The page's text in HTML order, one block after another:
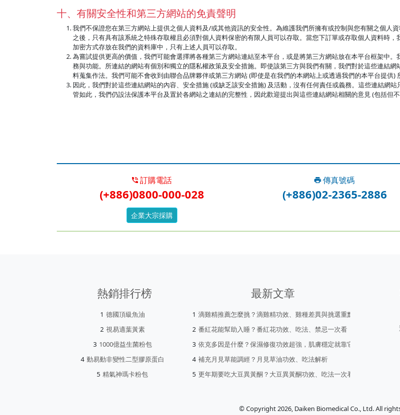
十、有關安全性和第三方網站的免責聲明
我們不保證您在第三方網站上提供之個人資料及/或其他資訊的安全性。為維護我們所擁有或控制與您有關之個人
之後，只有具有該系統之特殊存取權且必須對個人資料保密的有限人員可以存取。當您下訂單或存取個人資料時
加密方式存放在我們的資料庫中，只有上述人員可以存取。
為嘗試提供更高的價值，我們可能會選擇將各種第三方網站連結至本平台，或是將第三方網站放在本平台框架中
務與功能。所連結的網站有個別和獨立的隱私權政策及安全措施。即使該第三方與我們有關，我們對於這些連結
料蒐集作法。我們可能不會收到由聯合品牌夥伴或第三方網站 (即使是在我們的本網站上或透過我們的本平台提供)
因此，我們對於這些連結網站的內容、安全措施 (或缺乏該安全措施) 及活動，沒有任何責任或義務。這些連結網
管如此，我們仍設法保護本平台及置於各網站之連結的完整性，因此歡迎提出與這些連結網站相關的意見 (包括但
訂購電話
(+886)0800-000-028
企業大宗採購
傳真號碼
(+886)02-2365-2886
熱銷排行榜
德國頂級魚油
視易適葉黃素
1000億益生菌粉包
動易動非變性二型膠原蛋白
精氣神瑪卡粉包
最新文章
滴雞精推薦怎麼挑？滴雞精功效、雞種差異與挑選重點
番紅花能幫助入睡？番紅花功效、吃法、禁忌一次看
依克多因是什麼？保濕修復功效超強，肌膚穩定就靠它！
補充月見草能調經？月見草油功效、吃法解析
更年期要吃大豆異黃酮？大豆異黃酮功效、吃法一次看
© Copyright 2026, Daiken Biomedical Co., Ltd. All